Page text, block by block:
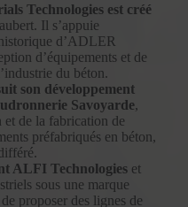
Technologies est créé
Il s’appuie
d’ADLER
d’équipements et de
du béton.
son développement
Savoyarde,
et de la fabrication de
préfabriqués en béton,
ALFI Technologieset
sous une marque
proposer des lignes de